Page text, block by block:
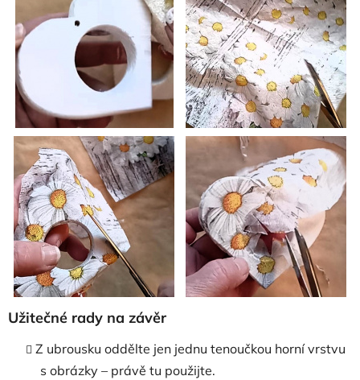
Užitečné rady na závěr
Z ubrousku oddělte jen jednu tenoučkou horní vrstvu
s obrázky – právě tu použijte.